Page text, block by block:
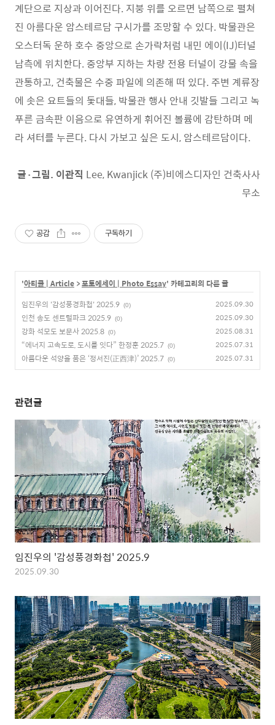
계단으로 지상과 이어진다. 지붕 위를 오르면 남쪽으로 펼쳐
진 아름다운 암스테르담 구시가를 조망할 수 있다. 박물관은
오스터독 운하 호수 중앙으로 손가락처럼 내민 에이(IJ)터널
남측에 위치한다. 중앙부 지하는 차량 전용 터널이 강물 속을
관통하고, 건축물은 수중 파일에 의존해 떠 있다. 주변 계류장
에 솟은 요트들의 돛대들, 박물관 행사 안내 깃발들 그리고 녹
푸른 금속판 이음으로 유연하게 휘어진 볼륨에 감탄하며 메
라 셔터를 누른다. 다시 가보고 싶은 도시, 암스테르담이다.
글·그림. 이관직 Lee, Kwanjick (주)비에스디자인 건축사사
무소
공감 구독하기
'아티클 | Article >포토에세이 | Photo Essay' 카테고리의 다른 글
임진우의 '감성풍경화첩' 2025.9 (0) 2025.09.30
인천 송도 센트럴파크 2025.9 (0) 2025.09.30
강화 석모도 보문사 2025.8 (0) 2025.08.31
“에너지 고속도로, 도시를 잇다” 한정훈 2025.7 (0) 2025.07.31
아름다운 석양을 품은 ‘정서진(正西津)’ 2025.7 (0) 2025.07.31
관련글
임진우의 '감성풍경화첩' 2025.9
2025.09.30